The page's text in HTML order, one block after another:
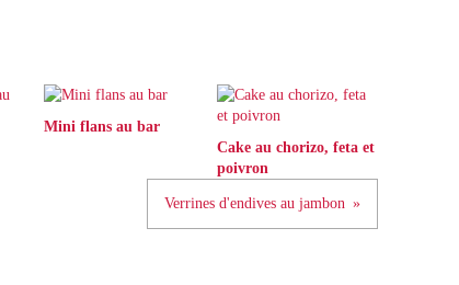
Mini flans au bar
Cake au chorizo, feta et
poivron
Verrines d'endives au jambon